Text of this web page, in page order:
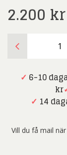
2.200 kr
Thoen
Äntligen
mängd
✓ 6-10
kr
✓ 14
Vill du få mail